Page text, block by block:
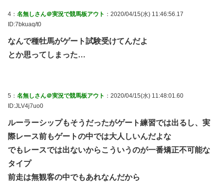
4： 名無しさん＠実況で競馬板アウト ：2020/04/15(水) 11:46:56.17
ID:7bkuaq/t0
なんで種牡馬がゲート試験受けてんだよ
とか思ってしまった…
5： 名無しさん＠実況で競馬板アウト ：2020/04/15(水) 11:48:01.60
ID:JLV4j7uo0
ルーラーシップもそうだったがゲート練習では出るし、実
際レース前もゲートの中では大人しいんだよな
でもレースでは出ないからこういうのが一番矯正不可能な
タイプ
前走は無観客の中でもあれなんだから